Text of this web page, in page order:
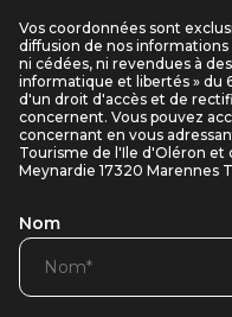
Vos coordonnées sont
diffusion de nos informations
ni cédées, ni revendues à
informatique et libertés » du
d'un droit d'accès et de
concernent. Vous pouvez
concernant en vous
Tourisme de l'Ile d'Oléron et
Meynardie 17320 Marennes
Nom